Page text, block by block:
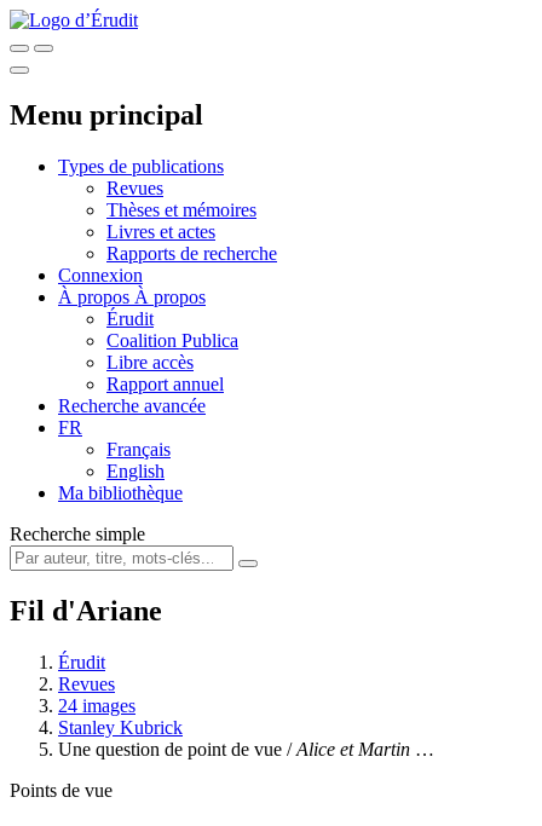
Menu principal
Types de publications
Revues
Thèses et mémoires
Livres et actes
Rapports de recherche
Connexion
À propos À propos
Érudit
Coalition Publica
Libre accès
Rapport annuel
Recherche avancée
FR
Français
English
Ma bibliothèque
Recherche simple
Fil d'Ariane
Érudit
Revues
24 images
Stanley Kubrick
Une question de point de vue /Alice et Martin …
Points de vue